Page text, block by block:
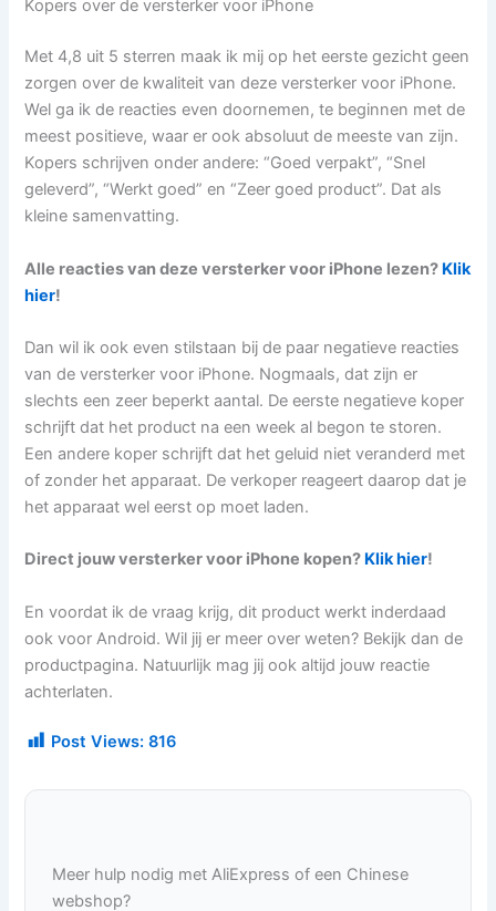
Kopers over de versterker voor iPhone
Met 4,8 uit 5 sterren maak ik mij op het eerste gezicht geen
zorgen over de kwaliteit van deze versterker voor iPhone.
Wel ga ik de reacties even doornemen, te beginnen met de
meest positieve, waar er ook absoluut de meeste van zijn.
Kopers schrijven onder andere: “Goed verpakt”, “Snel
geleverd”, “Werkt goed” en “Zeer goed product”. Dat als
kleine samenvatting.
Alle reacties van deze versterker voor iPhone lezen? Klik
hier!
Dan wil ik ook even stilstaan bij de paar negatieve reacties
van de versterker voor iPhone. Nogmaals, dat zijn er
slechts een zeer beperkt aantal. De eerste negatieve koper
schrijft dat het product na een week al begon te storen.
Een andere koper schrijft dat het geluid niet veranderd met
of zonder het apparaat. De verkoper reageert daarop dat je
het apparaat wel eerst op moet laden.
Direct jouw versterker voor iPhone kopen? Klik hier!
En voordat ik de vraag krijg, dit product werkt inderdaad
ook voor Android. Wil jij er meer over weten? Bekijk dan de
productpagina. Natuurlijk mag jij ook altijd jouw reactie
achterlaten.
Post Views: 816
Meer hulp nodig met AliExpress of een Chinese
webshop?